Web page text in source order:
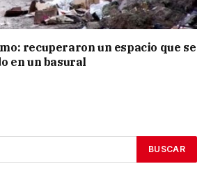
recuperaron un espacio que se
en un basural